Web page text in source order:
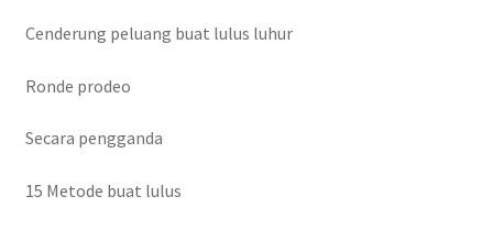
Cenderung peluang buat lulus luhur
Ronde prodeo
Secara pengganda
15 Metode buat lulus